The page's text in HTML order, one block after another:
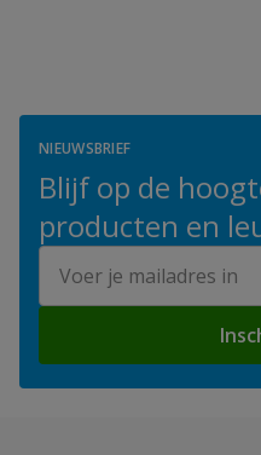
NIEUWSBRIEF
Blijf op de
producten en